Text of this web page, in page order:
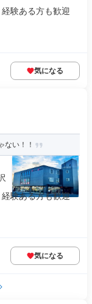
験ある方も歓迎
気になる
ない！！
験ある方も歓迎
気になる